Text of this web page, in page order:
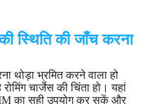
स्थिति की जाँच करना
थोड़ा भ्रमित करने वाला हो
चार्जेस की चिंता हो। यहां
का सही उपयोग कर सकें और